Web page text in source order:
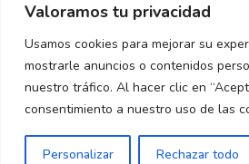
Valoramos tu privacidad
Usamos cookies para mejorar su
mostrarle anuncios o contenidos
nuestro tráfico. Al hacer clic en
consentimiento a nuestro uso de las
Personalizar Rechazar todo
Política de cookies
Declaración de accesibilidad
Copyright © Gómez de la Flor 2026